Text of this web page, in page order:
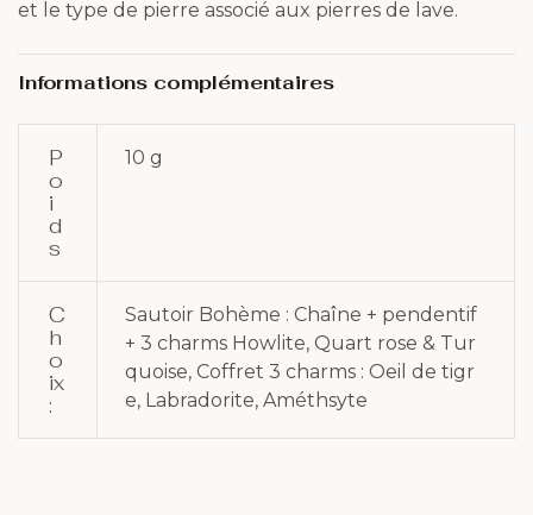
et le type de pierre associé aux pierres de lave.
Informations complémentaires
P
O
I
D
S
10 g
C
H
O
Ix
:
Sautoir Bohème : Chaîne + pendentif
+ 3 charms Howlite, Quart rose & Tur
quoise, Coffret 3 charms : Oeil de tigr
e, Labradorite, Améthsyte